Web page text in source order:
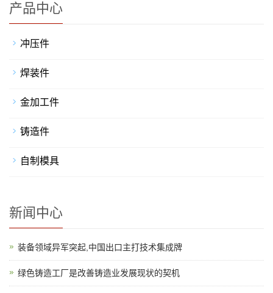
产品中心
冲压件
焊装件
金加工件
铸造件
自制模具
新闻中心
装备领域异军突起,中国出口主打技术集成牌
绿色铸造工厂是改善铸造业发展现状的契机